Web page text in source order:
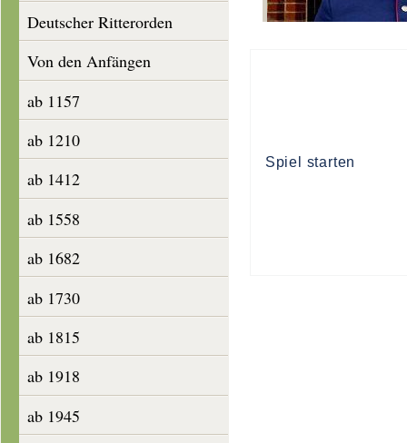
Deutscher Ritterorden
Von den Anfängen
ab 1157
ab 1210
ab 1412
ab 1558
ab 1682
ab 1730
ab 1815
ab 1918
ab 1945
Spiel starten